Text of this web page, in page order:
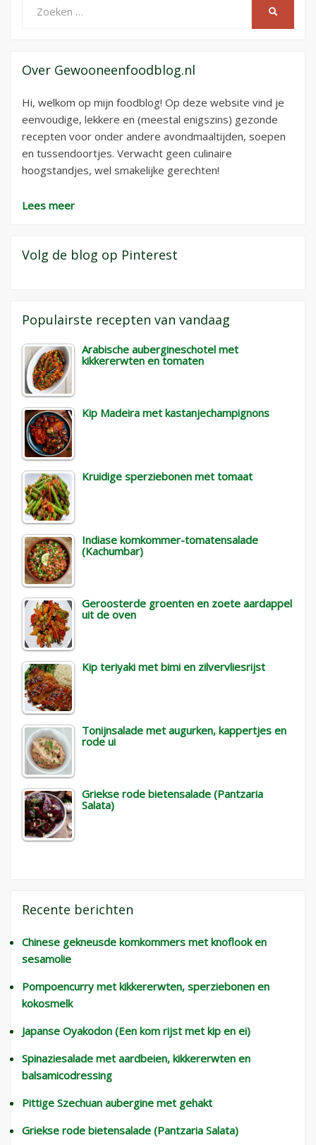
naar:
Over Gewooneenfoodblog.nl
Hi, welkom op mijn foodblog! Op deze website vind je
eenvoudige, lekkere en (meestal enigszins) gezonde
recepten voor onder andere avondmaaltijden, soepen
en tussendoortjes. Verwacht geen culinaire
hoogstandjes, wel smakelijke gerechten!
Lees meer
Volg de blog op Pinterest
Populairste recepten van vandaag
Arabische aubergineschotel met
kikkererwten en tomaten
Kip Madeira met kastanjechampignons
Kruidige sperziebonen met tomaat
Indiase komkommer-tomatensalade
(Kachumbar)
Geroosterde groenten en zoete aardappel
uit de oven
Kip teriyaki met bimi en zilvervliesrijst
Tonijnsalade met augurken, kappertjes en
rode ui
Griekse rode bietensalade (Pantzaria
Salata)
Recente berichten
Chinese gekneusde komkommers met knoflook en
sesamolie
Pompoencurry met kikkererwten, sperziebonen en
kokosmelk
Japanse Oyakodon (Een kom rijst met kip en ei)
Spinaziesalade met aardbeien, kikkererwten en
balsamicodressing
Pittige Szechuan aubergine met gehakt
Griekse rode bietensalade (Pantzaria Salata)